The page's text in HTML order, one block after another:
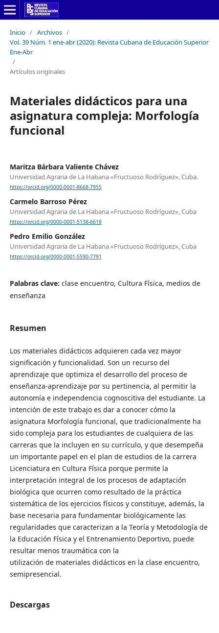
Inicio / Archivos /
Vol. 39 Núm. 1 ene-abr (2020): Revista Cubana de Educación Superior
Ene-Abr
/
Artículos originales
Materiales didácticos para una
asignatura compleja: Morfología
funcional
Maritza Bárbara Valiente Chávez
Universidad Agraria de La Habana «Fructuoso Rodríguez», Cuba.
https://orcid.org/0000-0001-8668-7955
Carmelo Barroso Pérez
Universidad Agraria de La Habana «Fructuoso Rodríguez», Cuba
https://orcid.org/0000-0001-5138-6618
Pedro Emilio González
Universidad Agraria de La Habana «Fructuoso Rodríguez», Cuba
https://orcid.org/0000-0001-5590-7791
Palabras clave: clase encuentro, Cultura Física, medios de
enseñanza
Resumen
Los materiales didácticos adquieren cada vez mayor
significación y funcionalidad. Son un recurso del
aprendizaje que optimiza el desarrollo del proceso de
enseñanza-aprendizaje por su pertinencia, al permitir la
autonomía e independencia cognoscitiva del estudiante. La
intención de este trabajo es dar a conocer cómo la
asignatura Morfología funcional, que tradicionalmente ha
sido compleja para los estudiantes de cualquiera de las
carreras que la incluyen en su currículo, y que desempeña
un importante papel en el plan de estudios de la carrera
Licenciatura en Cultura Física porque permite la
interpretación integral de los procesos de adaptación
biológica que ocurren como resultado de la práctica
sistemática de los ejercicios físicos y constituye, además, la
base necesaria para fundamentar biológicamente las
regularidades que caracterizan a la Teoría y Metodología de
la Educación Física y el Entrenamiento Deportivo, puede
resultar menos traumática con la
utilización de materiales didácticos en la clase encuentro,
semipresencial.
Descargas